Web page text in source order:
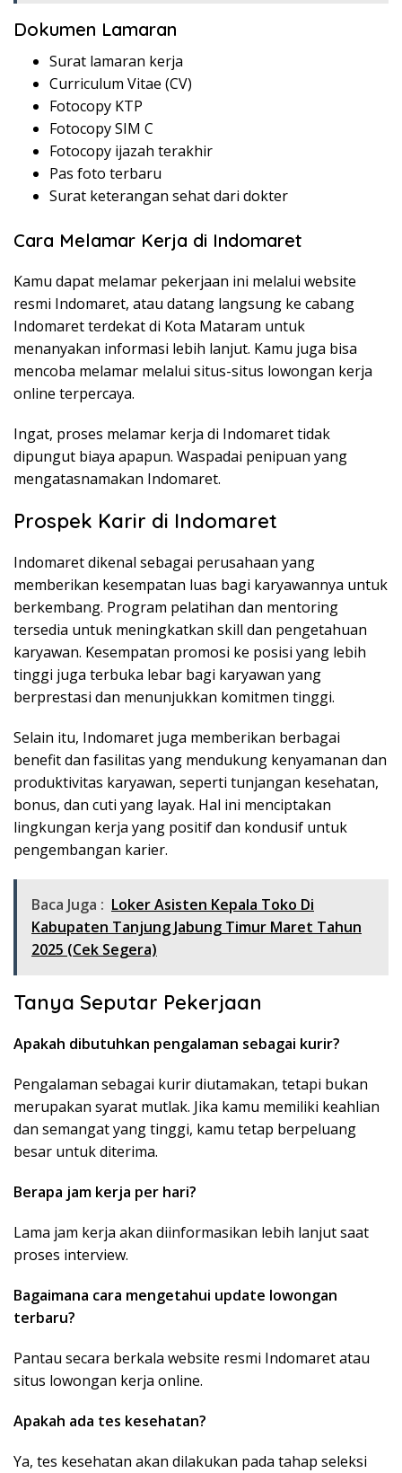
Dokumen Lamaran
Surat lamaran kerja
Curriculum Vitae (CV)
Fotocopy KTP
Fotocopy SIM C
Fotocopy ijazah terakhir
Pas foto terbaru
Surat keterangan sehat dari dokter
Cara Melamar Kerja di Indomaret
Kamu dapat melamar pekerjaan ini melalui website
resmi Indomaret, atau datang langsung ke cabang
Indomaret terdekat di Kota Mataram untuk
menanyakan informasi lebih lanjut. Kamu juga bisa
mencoba melamar melalui situs-situs lowongan kerja
online terpercaya.
Ingat, proses melamar kerja di Indomaret tidak
dipungut biaya apapun. Waspadai penipuan yang
mengatasnamakan Indomaret.
Prospek Karir di Indomaret
Indomaret dikenal sebagai perusahaan yang
memberikan kesempatan luas bagi karyawannya untuk
berkembang. Program pelatihan dan mentoring
tersedia untuk meningkatkan skill dan pengetahuan
karyawan. Kesempatan promosi ke posisi yang lebih
tinggi juga terbuka lebar bagi karyawan yang
berprestasi dan menunjukkan komitmen tinggi.
Selain itu, Indomaret juga memberikan berbagai
benefit dan fasilitas yang mendukung kenyamanan dan
produktivitas karyawan, seperti tunjangan kesehatan,
bonus, dan cuti yang layak. Hal ini menciptakan
lingkungan kerja yang positif dan kondusif untuk
pengembangan karier.
Baca Juga : Loker Asisten Kepala Toko Di
Kabupaten Tanjung Jabung Timur Maret Tahun
2025 (Cek Segera)
Tanya Seputar Pekerjaan
Apakah dibutuhkan pengalaman sebagai kurir?
Pengalaman sebagai kurir diutamakan, tetapi bukan
merupakan syarat mutlak. Jika kamu memiliki keahlian
dan semangat yang tinggi, kamu tetap berpeluang
besar untuk diterima.
Berapa jam kerja per hari?
Lama jam kerja akan diinformasikan lebih lanjut saat
proses interview.
Bagaimana cara mengetahui update lowongan
terbaru?
Pantau secara berkala website resmi Indomaret atau
situs lowongan kerja online.
Apakah ada tes kesehatan?
Ya, tes kesehatan akan dilakukan pada tahap seleksi